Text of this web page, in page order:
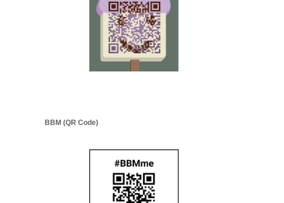
BBM (QR Code)